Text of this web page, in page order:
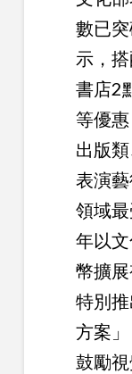
數已
示，
書店2
等優
出版類
表演
領域
年以
幣擴
特別
方案」
鼓勵